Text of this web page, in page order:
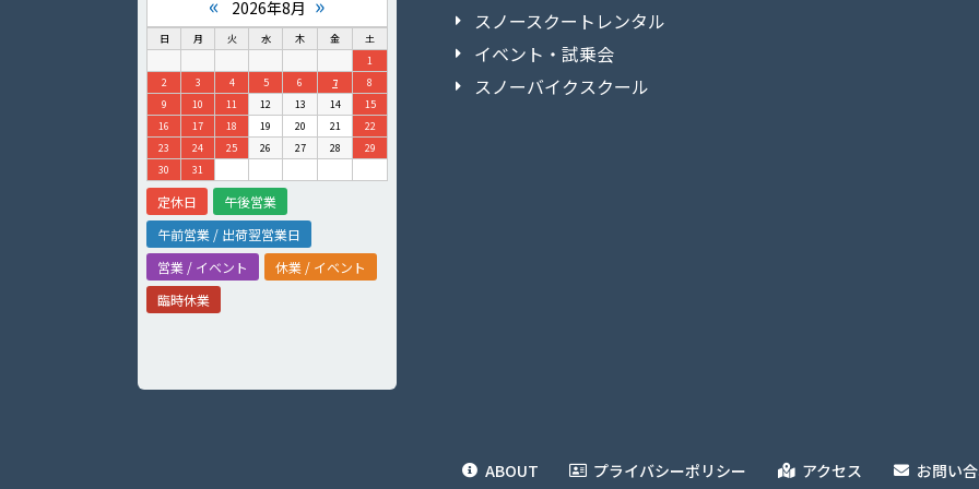
2026年8月
日 月 火 水 木 金
土
1
2
3 4 5 6 7
8
9
10 11 12 13 14
15
16
17 18 19 20 21
22
23
24 25 26 27 28
29
30
31
定休日
午後営業
午前営業 / 出荷翌営業日
営業 / イベント
休業 / イベント
臨時休業
スノースクートレンタル
イベント・試乗会
スノーバイクスクール
ABOUT プライバシーポリシー アクセス お問い